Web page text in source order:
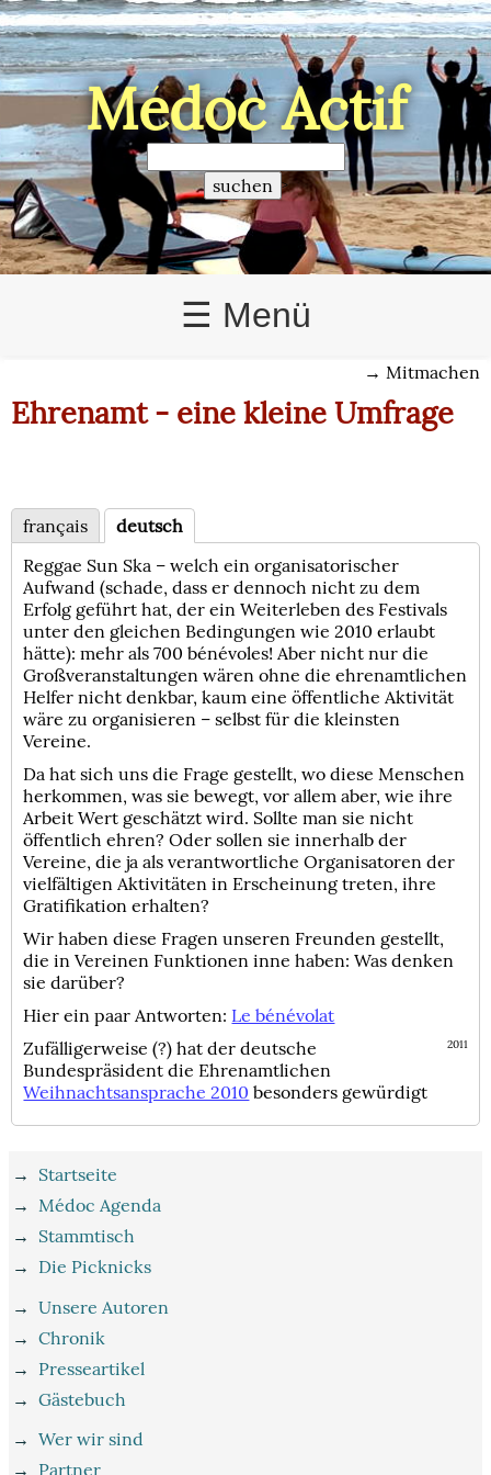
Médoc Actif
>
☰ Menü
→ Mitmachen
Ehrenamt - eine kleine Umfrage
français
deutsch
Reggae Sun Ska – welch ein organisatorischer
Aufwand (schade, dass er dennoch nicht zu dem
Erfolg geführt hat, der ein Weiterleben des Festivals
unter den gleichen Bedingungen wie 2010 erlaubt
hätte): mehr als 700 bénévoles! Aber nicht nur die
Großveranstaltungen wären ohne die ehrenamtlichen
Helfer nicht denkbar, kaum eine öffentliche Aktivität
wäre zu organisieren – selbst für die kleinsten
Vereine.
Da hat sich uns die Frage gestellt, wo diese Menschen
herkommen, was sie bewegt, vor allem aber, wie ihre
Arbeit Wert geschätzt wird. Sollte man sie nicht
öffentlich ehren? Oder sollen sie innerhalb der
Vereine, die ja als verantwortliche Organisatoren der
vielfältigen Aktivitäten in Erscheinung treten, ihre
Gratifikation erhalten?
Wir haben diese Fragen unseren Freunden gestellt,
die in Vereinen Funktionen inne haben: Was denken
sie darüber?
Hier ein paar Antworten: Le bénévolat
2011
Zufälligerweise (?) hat der deutsche
Bundespräsident die Ehrenamtlichen
Weihnachtsansprache 2010 besonders gewürdigt
→ Startseite
→Médoc Agenda
→ Stammtisch
→ Die Picknicks
→Unsere Autoren
→Chronik
→ Presseartikel
→Gästebuch
→Wer wir sind
→ Partner